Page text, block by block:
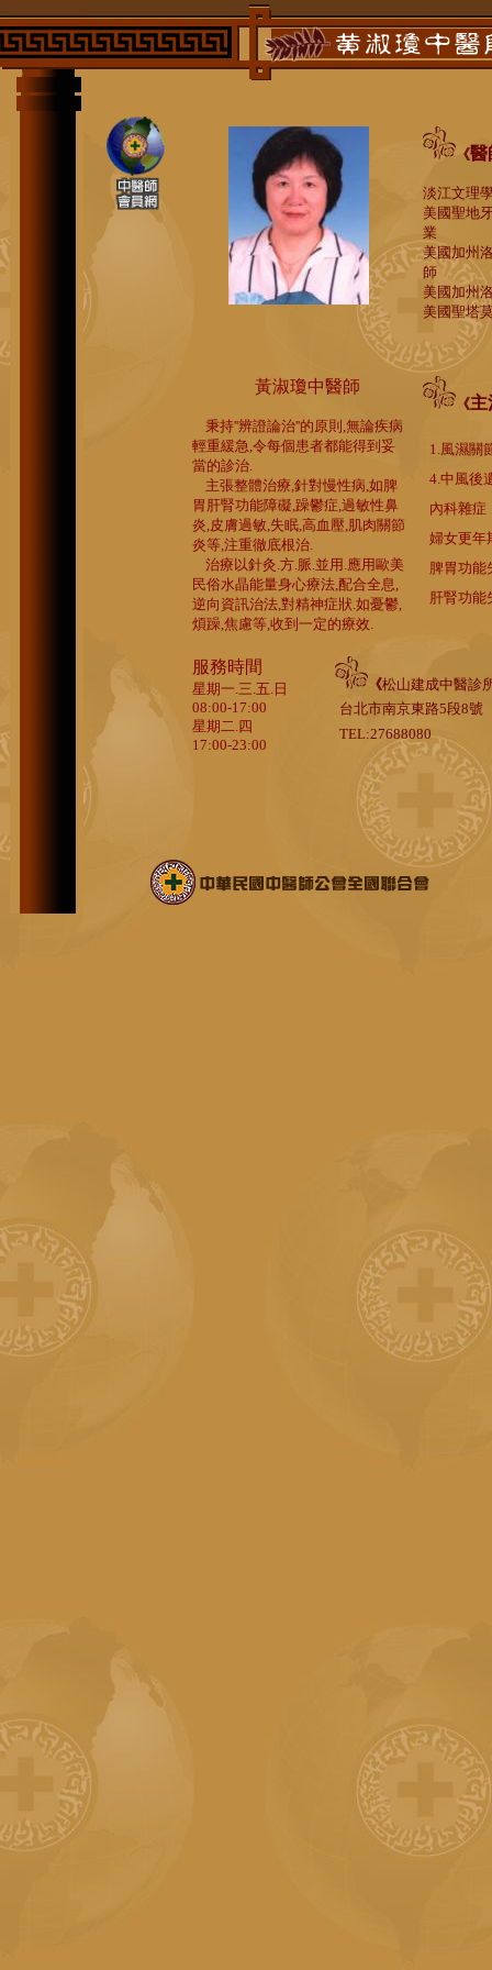
《醫
淡江文理
美國聖地
業
美國加州
師
美國加州
美國聖塔
黃淑瓊中醫師
秉持''辨證論治''的原則,無論疾病
輕重緩急,令每個患者都能得到妥
當的診治.
主張整體治療,針對慢性病,如脾
胃肝腎功能障礙,躁鬱症,過敏性鼻
炎,皮膚過敏,失眠,高血壓,肌肉關節
炎等,注重徹底根治.
治療以針灸.方.脈.並用.應用歐美
民俗水晶能量身心療法,配合全息,
逆向資訊治法,對精神症狀.如憂鬱,
煩躁,焦慮等,收到一定的療效.
《主
1.風濕關
4.中風後
內科雜症
婦女更年
脾胃功能
肝腎功能
服務時間
星期一.三.五.日
08:00-17:00
星期二.四
17:00-23:00
《松山建成中醫診
台北市南京東路5段8號
TEL:27688080